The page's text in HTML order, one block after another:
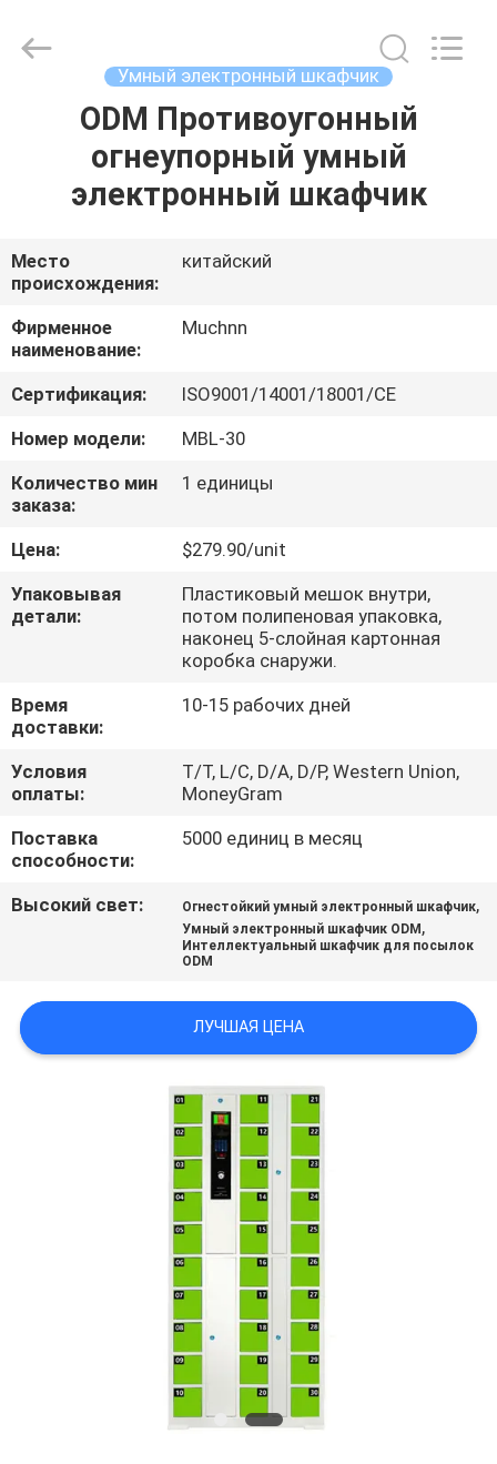
ПРОДУКТЫ
О
НАС
ПУТЕШЕСТВИЕ
ФАБРИКИ
ПРОВЕРКА
КАЧЕСТВА
СВЯЖИТЕСЬ
МЫ
НОВОСТИ
СПРОСИТЕ
ЦИТАТУ
КАРТА
САЙТА
POLICY
Rights
Умный электронный шкафчик
ODM Противоугонный
огнеупорный умный
электронный шкафчик
Место
происхождения:
китайский
Фирменное
наименование:
Muchnn
Сертификация:
ISO9001/14001/18001/CE
Номер модели:
MBL-30
Количество мин
заказа:
1 единицы
Цена:
$279.90/unit
Упаковывая
детали:
Пластиковый мешок внутри,
потом полипеновая упаковка,
наконец 5-слойная картонная
коробка снаружи.
Время
доставки:
10-15 рабочих дней
Условия
оплаты:
T/T, L/C, D/A, D/P, Western Union,
MoneyGram
Поставка
способности:
5000 единиц в месяц
Высокий свет: Огнестойкий умный электронный шкафчик,
Умный электронный шкафчик ODM ,
Интеллектуальный шкафчик для посылок
ODM
ЛУЧШАЯ ЦЕНА